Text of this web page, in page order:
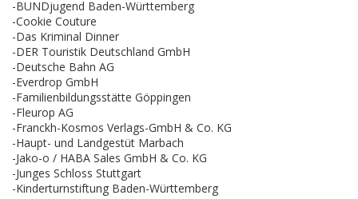
-BUNDjugend Baden-Württemberg
-Cookie Couture
-Das Kriminal Dinner
-DER Touristik Deutschland GmbH
-Deutsche Bahn AG
-Everdrop GmbH
-Familienbildungsstätte Göppingen
-Fleurop AG
-Franckh-Kosmos Verlags-GmbH & Co. KG
-Haupt- und Landgestüt Marbach
-Jako-o / HABA Sales GmbH & Co. KG
-Junges Schloss Stuttgart
-Kinderturnstiftung Baden-Württemberg